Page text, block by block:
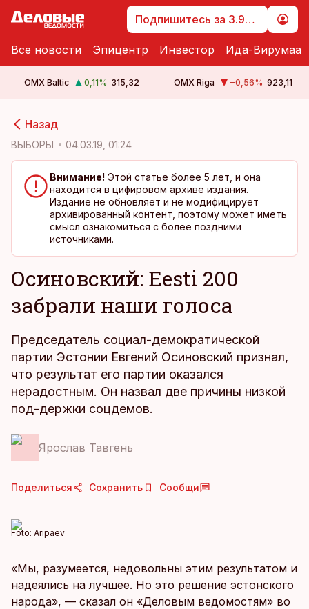
Подпишитесь за 3.99 €
Все новости Эпицентр Инвестор Ида-Вирумаа
OMX Baltic 0,11% 315,32 OMX Riga −0,56% 923,11
Назад
ВЫБОРЫ 04.03.19, 01:24
Внимание! Этой статье более 5 лет, и она
находится в цифировом архиве издания.
Издание не обновляет и не модифицирует
архивированный контент, поэтому может иметь
смысл ознакомиться с более поздними
источниками.
Осиновский: Eesti 200
забрали наши голоса
Председатель социал-демократической
партии Эстонии Евгений Осиновский признал,
что результат его партии оказался
нерадостным. Он назвал две причины низкой
под-держки соцдемов.
Ярослав Тавгень
Поделиться Сохранить Сообщи
Foto: Äripäev
«Мы, разумеется, недовольны этим результатом и
надеялись на лучшее. Но это решение эстонского
народа», — сказал он «Деловым ведомостям» во